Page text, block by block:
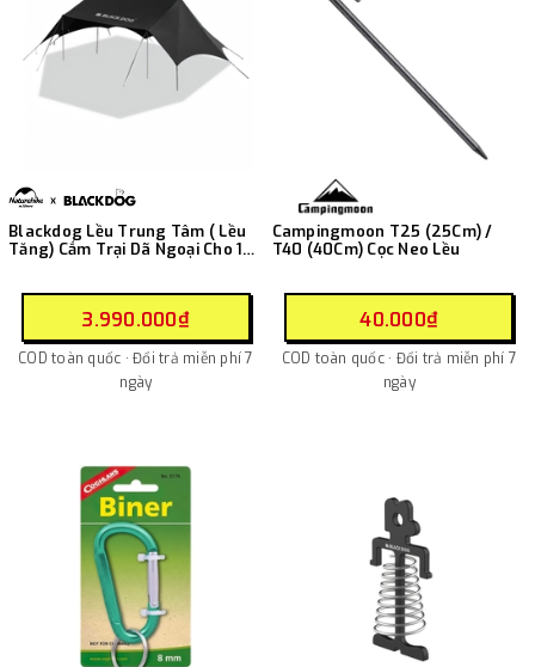
Blackdog Lều Trung Tâm ( Lều
Tăng) Cắm Trại Dã Ngoại Cho 10-
3.990.000₫
COD toàn quốc · Đổi trả miễn phí 7
ngày
Campingmoon T25 (25Cm) /
T40 (40Cm) Cọc Neo Lều
40.000₫
COD toàn quốc · Đổi trả miễn phí 7
ngày